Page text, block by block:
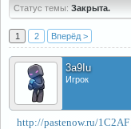
Статус темы: Закрыта.
1 2 Вперёд >
3a9Iu
Игрок
http://pastenow.ru/1C2AF